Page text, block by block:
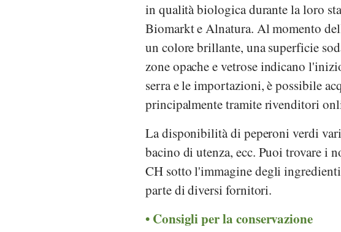
in qualità biologica durante la loro
BiomarkteAlnatura. Al momento
un colore brillante, una superficie
zone opache e vetrose indicano
serra e le importazioni, è possibile
principalmente tramite rivenditori
La disponibilità di peperoni verdi
bacino di utenza, ecc. Puoi trovare i
CH sotto l'immagine degli
parte di diversi fornitori.
Consigli per la conservazione